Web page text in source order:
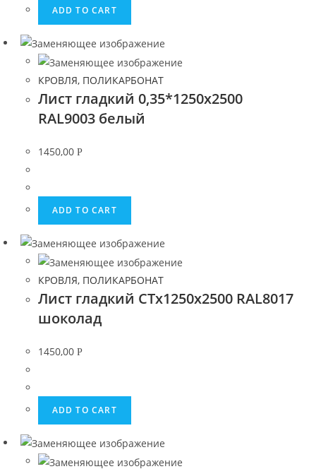
ADD TO CART
КРОВЛЯ, ПОЛИКАРБОНАТ
Лист гладкий 0,35*1250х2500
RAL9003 белый
1450,00 Р
ADD TO CART
КРОВЛЯ, ПОЛИКАРБОНАТ
Лист гладкий СТх1250х2500 RAL8017
шоколад
1450,00 Р
ADD TO CART